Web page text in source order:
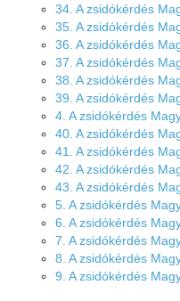
34. A zsidókérdés
35. A zsidókérdés
36. A zsidókérdés
37. A zsidókérdés
38. A zsidókérdés
39. A zsidókérdés
4. A zsidókérdés
40. A zsidókérdés
41. A zsidókérdés
42. A zsidókérdés
43. A zsidókérdés
5. A zsidókérdés
6. A zsidókérdés
7. A zsidókérdés
8. A zsidókérdés
9. A zsidókérdés